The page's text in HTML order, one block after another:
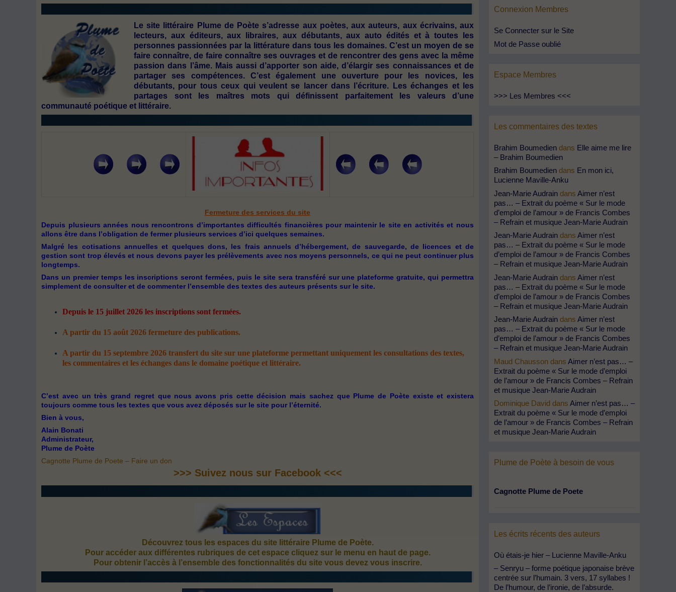
Le site littéraire Plume de Poète s’adresse aux poètes, aux auteurs, aux écrivains, aux
lecteurs, aux éditeurs, aux libraires, aux débutants, aux auto édités et à toutes les
personnes passionnées par la littérature dans tous les domaines. C’est un moyen de se
faire connaître, de faire connaître ses ouvrages et de rencontrer des gens avec la même
passion dans l’âme. Mais aussi d’apporter son aide, d’élargir ses connaissances et de
partager ses compétences. C’est également une ouverture pour les novices, les
débutants, pour tous ceux qui veulent se lancer dans l’écriture. Les échanges et les
partages sont les maîtres mots qui définissent parfaitement les valeurs d’une
communauté poétique et littéraire.
Fermeture des services du site
Depuis plusieurs années nous rencontrons d’importantes difficultés financières pour maintenir le site en activités et nous
allons être dans l’obligation de fermer plusieurs services d’ici quelques semaines.
Malgré les cotisations annuelles et quelques dons, les frais annuels d’hébergement, de sauvegarde, de licences et de
gestion sont trop élevés et nous devons payer les prélèvements avec nos moyens personnels, ce qui ne peut continuer plus
longtemps.
Dans un premier temps les inscriptions seront fermées, puis le site sera transféré sur une plateforme gratuite, qui permettra
simplement de consulter et de commenter l’ensemble des textes des auteurs présents sur le site.
Depuis le 15 juillet 2026 les inscriptions sont fermées.
A partir du 15 août 2026 fermeture des publications.
A partir du 15 septembre 2026 transfert du site sur une plateforme permettant uniquement les consultations des textes,
les commentaires et les échanges dans le domaine poétique et littéraire.
C’est avec un très grand regret que nous avons pris cette décision mais sachez que Plume de Poète existe et existera
toujours comme tous les textes que vous avez déposés sur le site pour l’éternité.
Bien à vous,
Alain Bonati
Administrateur,
Plume de Poète
Cagnotte Plume de Poete – Faire un don
>>> Suivez nous sur Facebook <<<
Découvrez tous les espaces du site littéraire Plume de Poète.
Pour accéder aux différentes rubriques de cet espace cliquez sur le menu en haut de page.
Pour obtenir l’accès à l’ensemble des fonctionnalités du site vous devez vous inscrire.
Connexion Membres
Se Connecter sur le Site
Mot de Passe oublié
Espace Membres
>>> Les Membres <<<
Les commentaires des textes
Brahim Boumedien dans Elle aime me lire
– Brahim Boumedien
Brahim Boumedien dans En mon ici,
Lucienne Maville-Anku
Jean-Marie Audrain dans Aimer n’est
pas… – Extrait du poème « Sur le mode
d’emploi de l’amour » de Francis Combes
– Refrain et musique Jean-Marie Audrain
Jean-Marie Audrain dans Aimer n’est
pas… – Extrait du poème « Sur le mode
d’emploi de l’amour » de Francis Combes
– Refrain et musique Jean-Marie Audrain
Jean-Marie Audrain dans Aimer n’est
pas… – Extrait du poème « Sur le mode
d’emploi de l’amour » de Francis Combes
– Refrain et musique Jean-Marie Audrain
Jean-Marie Audrain dans Aimer n’est
pas… – Extrait du poème « Sur le mode
d’emploi de l’amour » de Francis Combes
– Refrain et musique Jean-Marie Audrain
Maud Chausson dans Aimer n’est pas… –
Extrait du poème « Sur le mode d’emploi
de l’amour » de Francis Combes – Refrain
et musique Jean-Marie Audrain
Dominique David dans Aimer n’est pas… –
Extrait du poème « Sur le mode d’emploi
de l’amour » de Francis Combes – Refrain
et musique Jean-Marie Audrain
Plume de Poète à besoin de vous
Cagnotte Plume de Poete
Les écrits récents des auteurs
Où étais-je hier – Lucienne Maville-Anku
– Senryu – forme poétique japonaise brève
centrée sur l’humain. 3 vers, 17 syllabes !
De l’humour, de l’ironie, de l’absurde.